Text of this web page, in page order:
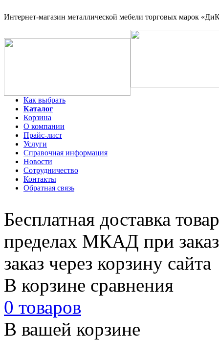
Интернет-магазин металлической мебели торговых марок
Как выбрать
Каталог
Корзина
О компании
Прайс-лист
Услуги
Справочная информация
Новости
Сотрудничество
Контакты
Обратная связь
Бесплатная доставка
пределах МКАД при
заказ через корзину сайта
В корзине сравнения
0 товаров
В вашей корзине